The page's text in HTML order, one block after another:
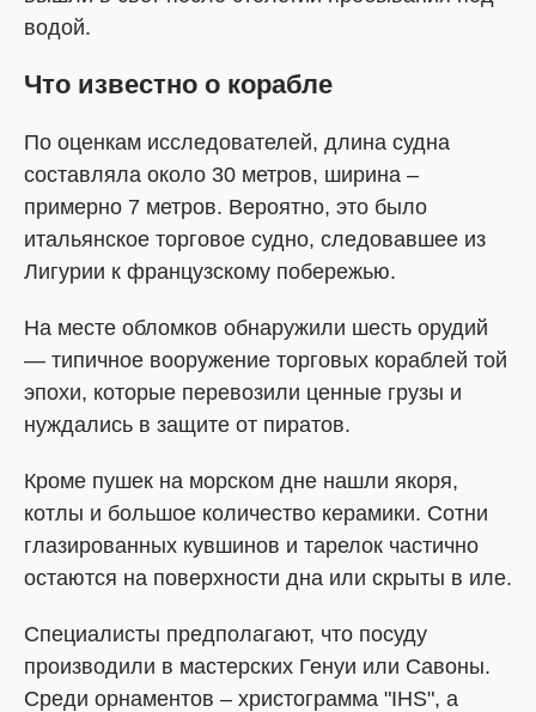
водой.
Что известно о корабле
По оценкам исследователей, длина судна
составляла около 30 метров, ширина –
примерно 7 метров. Вероятно, это было
итальянское торговое судно, следовавшее из
Лигурии к французскому побережью.
На месте обломков обнаружили шесть орудий
— типичное вооружение торговых кораблей той
эпохи, которые перевозили ценные грузы и
нуждались в защите от пиратов.
Кроме пушек на морском дне нашли якоря,
котлы и большое количество керамики. Сотни
глазированных кувшинов и тарелок частично
остаются на поверхности дна или скрыты в иле.
Специалисты предполагают, что посуду
производили в мастерских Генуи или Савоны.
Среди орнаментов – христограмма "IHS", а